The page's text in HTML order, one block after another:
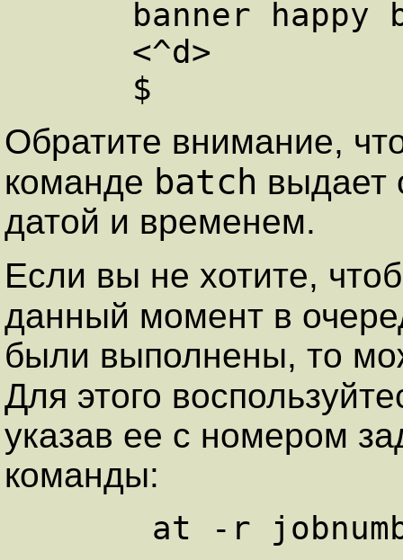
Обратите внимание,
команде batch выдает
датой и временем.
Если вы не хотите,
данный момент в
были выполнены, то
Для этого
указав ее с номером
команды: